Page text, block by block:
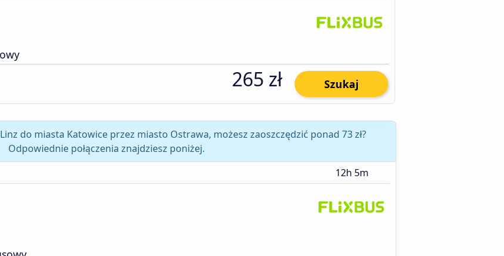
265 zł Szukaj
do miasta Katowice przez miasto Ostrawa, możesz zaoszczędzić ponad 73 zł?
Odpowiednie połączenia znajdziesz poniżej.
12h 5m